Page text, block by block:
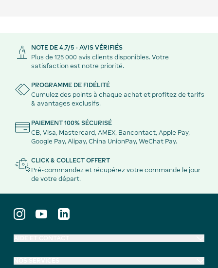
NOTE DE 4,7/5 - AVIS VÉRIFIÉS
Plus de 125 000 avis clients disponibles. Votre
satisfaction est notre priorité.
PROGRAMME DE FIDÉLITÉ
Cumulez des points à chaque achat et profitez de tarifs
& avantages exclusifs.
PAIEMENT 100% SÉCURISÉ
CB, Visa, Mastercard, AMEX, Bancontact, Apple Pay,
Google Pay, Alipay, China UnionPay, WeChat Pay.
CLICK & COLLECT OFFERT
Pré-commandez et récupérez votre commande le jour
de votre départ.